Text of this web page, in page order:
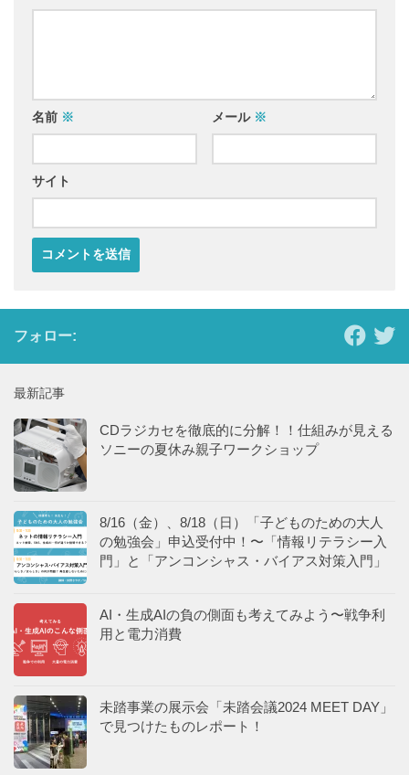
名前 ※ メール ※
サイト
フォロー:
最新記事
CDラジカセを徹底的に分解！！仕組みが見える
ソニーの夏休み親子ワークショップ
8/16（金）、8/18（日）「子どものための大人
の勉強会」申込受付中！〜「情報リテラシー入
門」と「アンコンシャス・バイアス対策入門」
AI・生成AIの負の側面も考えてみよう〜戦争利
用と電力消費
未踏事業の展示会「未踏会議2024 MEET DAY」
で見つけたものレポート！